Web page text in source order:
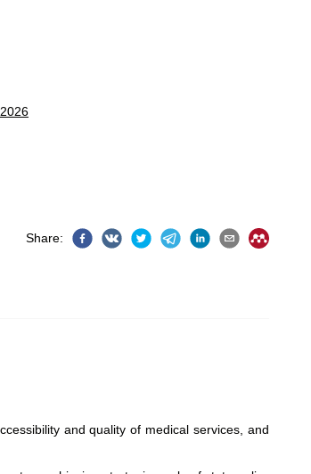
Share:
and quality of medical services, and